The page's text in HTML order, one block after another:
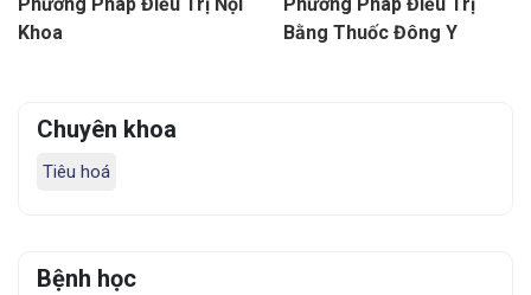
Phương Pháp Điều Trị Nội
Khoa
Phương Pháp Điều Trị
Bằng Thuốc Đông Y
Chuyên khoa
Tiêu hoá
Bệnh học